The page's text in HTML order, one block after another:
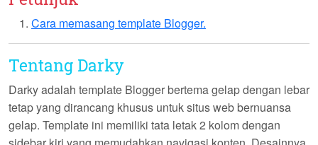
Cara memasang template Blogger.
Tentang Darky
Darkyadalah template Blogger bertema gelap dengan lebar
tetap yang dirancang khusus untuk situs web bernuansa
gelap. Template ini memiliki tata letak2 kolomdengan